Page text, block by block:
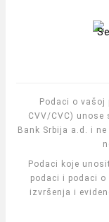
Podaci o
CVV/CVC)
Bank Srbija a.d. i
Podaci koje
podaci i podaci
izvršenja i